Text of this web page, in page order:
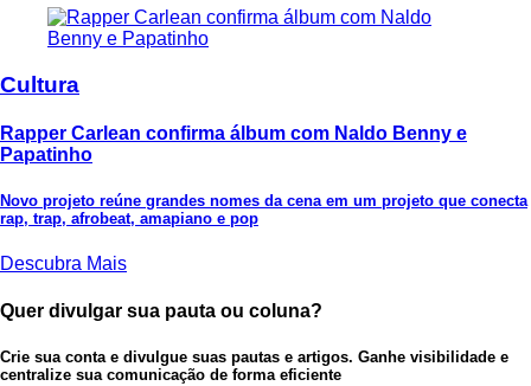
Cultura
Rapper Carlean confirma álbum com Naldo Benny e
Papatinho
Novo projeto reúne grandes nomes da cena em um projeto que conecta
rap, trap, afrobeat, amapiano e pop
Descubra Mais
Quer divulgar sua pauta ou coluna?
Crie sua conta e divulgue suas pautas e artigos. Ganhe visibilidade e
centralize sua comunicação de forma eficiente